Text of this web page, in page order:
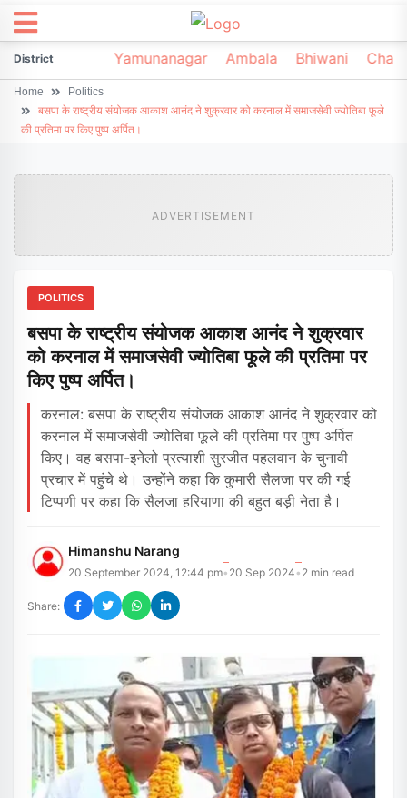
DistrictSonipat Yamunanagar Ambala Bhiwani
Home
Politics
बसपा के राष्ट्रीय संयोजक आकाश आनंद ने शुक्रवार को करनाल में समाजसेवी ज्योतिबा फूले
की प्रतिमा पर किए पुष्प अर्पित।
ADVERTISEMENT
POLITICS
बसपा के राष्ट्रीय संयोजक आकाश आनंद ने शुक्रवार
को करनाल में समाजसेवी ज्योतिबा फूले की प्रतिमा पर
किए पुष्प अर्पित।
करनाल: बसपा के राष्ट्रीय संयोजक आकाश आनंद ने शुक्रवार को
करनाल में समाजसेवी ज्योतिबा फूले की प्रतिमा पर पुष्प अर्पित
किए। वह बसपा-इनेलो प्रत्याशी सुरजीत पहलवान के चुनावी
प्रचार में पहुंचे थे। उन्होंने कहा कि कुमारी सैलजा पर की गई
टिप्पणी पर कहा कि सैलजा हरियाणा की बहुत बड़ी नेता है।
Himanshu Narang
20 September 2024, 12:44 pm• 20 Sep 2024• 2 min read
Share: